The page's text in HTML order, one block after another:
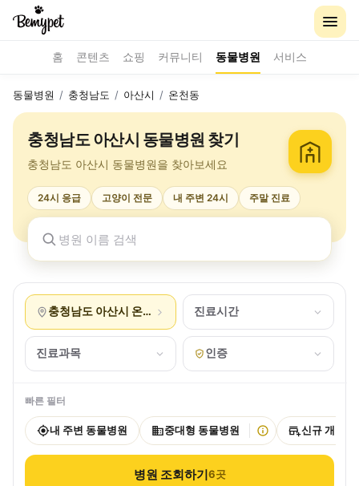
홈 콘텐츠 쇼핑 커뮤니티 동물병원 서비스
동물병원 / 충청남도 / 아산시 / 온천동
충청남도 아산시 동물병원 찾기
충청남도 아산시 동물병원을 찾아보세요
24시 응급 고양이 전문 내 주변 24시 주말 진료
충청남도 아산시 온천동 진료시간
진료과목 인증
빠른 필터
내 주변 동물병원 중대형 동물병원 신규 개원
병원 조회하기6곳